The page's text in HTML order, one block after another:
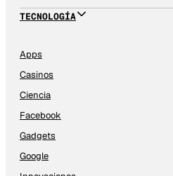
TECNOLOGÍA
Apps
Casinos
Ciencia
Facebook
Gadgets
Google